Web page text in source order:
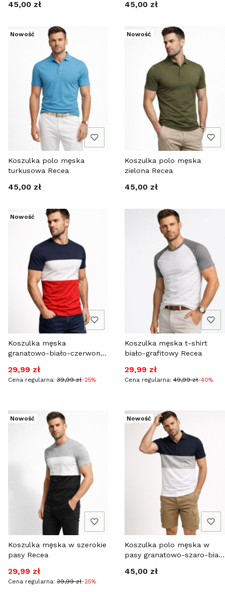
Cena
45,00 zł Cena
45,00 zł
Nowość
Koszulka polo męska
turkusowa Recea
Cena
45,00 zł
Nowość
Koszulka polo męska
zielona Recea
Cena
45,00 zł
Nowość
Koszulka męska
granatowo-biało-czerwona
Cena promocyjna
29,99 zł
Cena regularna: 39,99 zł-25%
Koszulka męska t-shirt
biało-grafitowy Recea
Cena promocyjna
29,99 zł
Cena regularna: 49,99 zł-40%
Nowość
Koszulka męska w szerokie
pasy Recea
Cena promocyjna
29,99 zł
Cena regularna: 39,99 zł-25%
Nowość
Koszulka polo męska w
pasy granatowo-szaro-biała
Cena
45,00 zł